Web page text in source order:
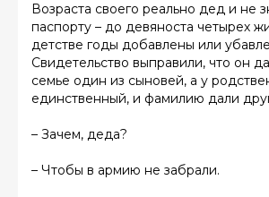
Возраста своего реально дед и не
паспорту – до девяноста четырех
детстве годы добавлены или
Свидетельство выправили, что он
семье один из сыновей, а у
единственный, и фамилию дали
– Зачем, деда?
– Чтобы в армию не забрали.